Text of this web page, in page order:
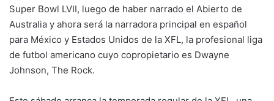
Super Bowl LVII, luego de haber narrado el Abierto de
Australia y ahora será la narradora principal en español
para México y Estados Unidos de la XFL, la profesional liga
de futbol americano cuyo copropietario es Dwayne
Johnson, The Rock.